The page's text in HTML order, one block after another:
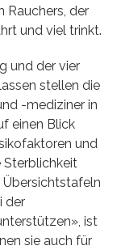
Rauchers, der
und viel trinkt.
und der vier
stellen die
-mediziner in
einen Blick
und
Sterblichkeit
Übersichtstafeln
der
ist
sie auch für